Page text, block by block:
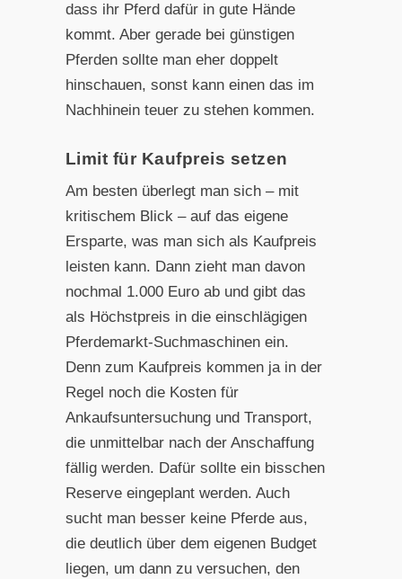
dass ihr Pferd dafür in gute Hände
kommt. Aber gerade bei günstigen
Pferden sollte man eher doppelt
hinschauen, sonst kann einen das im
Nachhinein teuer zu stehen kommen.
Limit für Kaufpreis setzen
Am besten überlegt man sich – mit
kritischem Blick – auf das eigene
Ersparte, was man sich als Kaufpreis
leisten kann. Dann zieht man davon
nochmal 1.000 Euro ab und gibt das
als Höchstpreis in die einschlägigen
Pferdemarkt-Suchmaschinen ein.
Denn zum Kaufpreis kommen ja in der
Regel noch die Kosten für
Ankaufsuntersuchung und Transport,
die unmittelbar nach der Anschaffung
fällig werden. Dafür sollte ein bisschen
Reserve eingeplant werden. Auch
sucht man besser keine Pferde aus,
die deutlich über dem eigenen Budget
liegen, um dann zu versuchen, den